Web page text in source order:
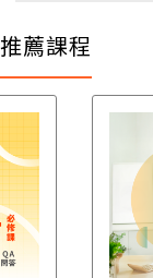
推薦課程